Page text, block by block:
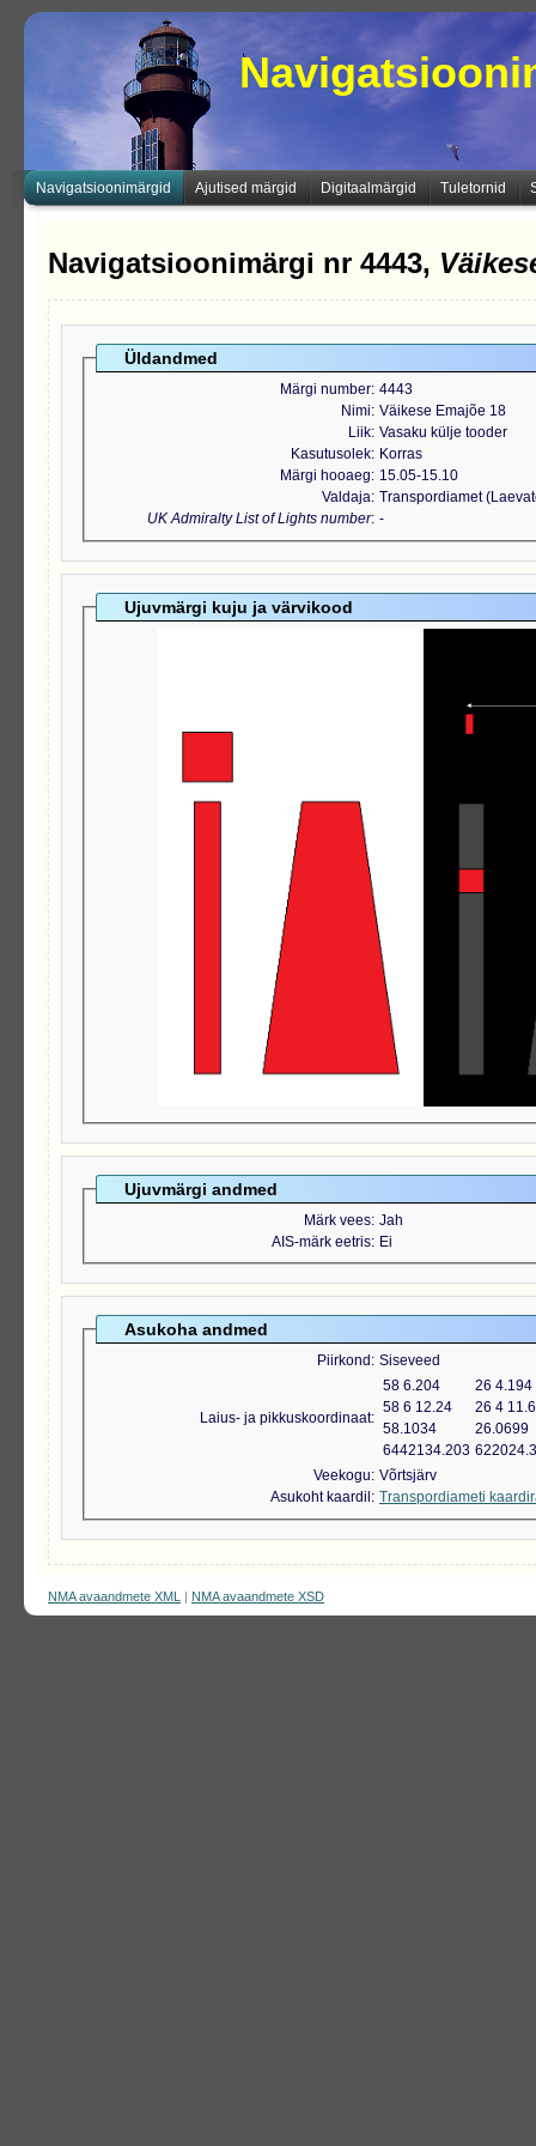
Navigatsioonimärgid Ajutised märgid Digitaalmärgid Tuletornid
Navigatsioonimärgi nr 4443,
Üldandmed
Märgi number 4443
Nimi
Väikese Emajõe 18
Liik Vasaku külje tooder
Kasutusolek
Korras
Märgi hooaeg
15.05-15.10
Valdaja Transpordiamet
UK Admiralty List of Lights number -
Ujuvmärgi kuju ja värvikood
Ujuvmärgi andmed
Märk vees Jah
AIS-märk eetris Ei
Asukoha andmed
Piirkond Siseveed
Laius- ja pikkuskoordinaat
58 6.204
26 4.194
58 6 12.24
26 4
58.1034
26.0699
6442134.203
Veekogu Võrtsjärv
Asukoht kaardil
Transpordiameti
NMA avaandmete XML | NMA avaandmete XSD